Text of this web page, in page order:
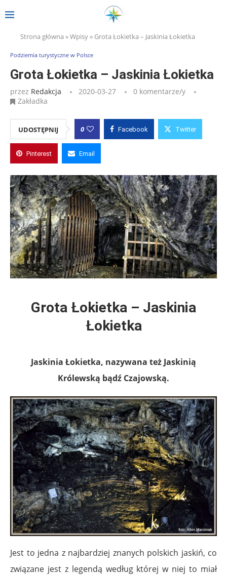
Strona główna »Wpisy» Grota Łokietka – Jaskinia Łokietka
Podziemia turystyczne w Polsce
Grota Łokietka – Jaskinia Łokietka
przez Redakcja 2020-03-27
0 komentarze/y
Zakładka
UDOSTĘPNIJ 0 Facebook Twitter
Pinterest Email
Grota Łokietka – Jaskinia
Łokietka
Jaskinia Łokietka, nazywana też Jaskinią
Królewską bądź Czajowską.
Jest to jedna z najbardziej znanych polskich jaskiń, co
związane jest z legendą według której w niej to miał